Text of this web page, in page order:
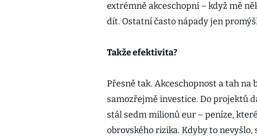
extrémně akceschopní – když mě
dít. Ostatní často nápady jen
Takže efektivita?
Přesně tak. Akceschopnost a tah na
samozřejmě investice. Do projektů
stál sedm milionů eur – peníze,
obrovského rizika. Kdyby to